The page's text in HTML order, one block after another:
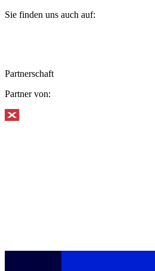
Sie finden uns auch auf:
Partnerschaft
Partner von: